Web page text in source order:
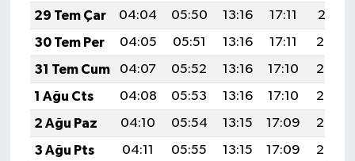
29 Tem Çar
04:04 05:50 13:16 17:11
20:31
30 Tem Per
04:05 05:51 13:16 17:11
20:30
31 Tem Cum
04:07 05:52 13:16 17:10
20:29
1 Ağu Cts
04:08 05:53 13:16 17:10
20:28
2 Ağu Paz
04:10 05:54 13:15 17:09
20:27
3 Ağu Pts
04:11 05:55 13:15 17:09
20:26